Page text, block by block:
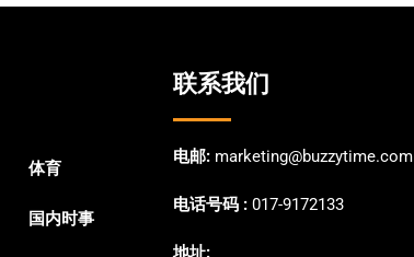
体育
国内时事
联系我们
电邮: marketing@buzzytime.com
电话号码 : 017-9172133
地址: